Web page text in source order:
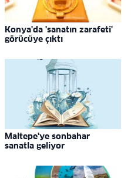
Konya'da 'sanatın zarafeti'
görücüye çıktı
Maltepe'ye sonbahar
sanatla geliyor